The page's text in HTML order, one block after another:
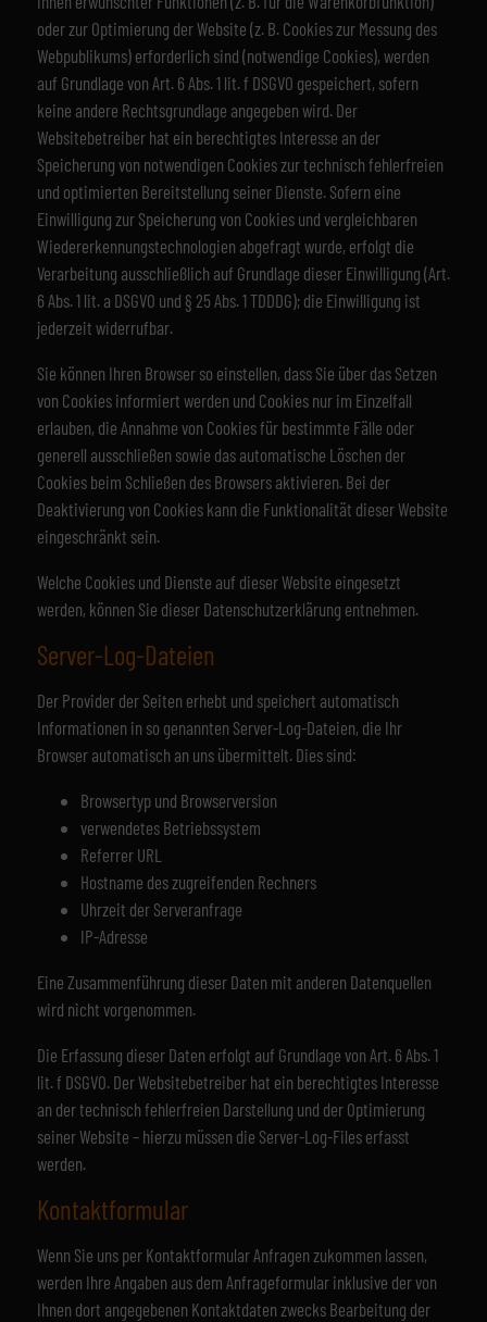
oder zur Optimierung der Website (z. B. Cookies zur Messung des
Webpublikums) erforderlich sind (notwendige Cookies), werden
auf Grundlage von Art. 6 Abs. 1 lit. f DSGVO gespeichert, sofern
keine andere Rechtsgrundlage angegeben wird. Der
Websitebetreiber hat ein berechtigtes Interesse an der
Speicherung von notwendigen Cookies zur technisch fehlerfreien
und optimierten Bereitstellung seiner Dienste. Sofern eine
Einwilligung zur Speicherung von Cookies und vergleichbaren
Wiedererkennungstechnologien abgefragt wurde, erfolgt die
Verarbeitung ausschließlich auf Grundlage dieser Einwilligung (Art.
6 Abs. 1 lit. a DSGVO und § 25 Abs. 1 TDDDG); die Einwilligung ist
jederzeit widerrufbar.
Sie können Ihren Browser so einstellen, dass Sie über das Setzen
von Cookies informiert werden und Cookies nur im Einzelfall
erlauben, die Annahme von Cookies für bestimmte Fälle oder
generell ausschließen sowie das automatische Löschen der
Cookies beim Schließen des Browsers aktivieren. Bei der
Deaktivierung von Cookies kann die Funktionalität dieser Website
eingeschränkt sein.
Welche Cookies und Dienste auf dieser Website eingesetzt
werden, können Sie dieser Datenschutzerklärung entnehmen.
Server-Log-Dateien
Der Provider der Seiten erhebt und speichert automatisch
Informationen in so genannten Server-Log-Dateien, die Ihr
Browser automatisch an uns übermittelt. Dies sind:
Browsertyp und Browserversion
verwendetes Betriebssystem
Referrer URL
Hostname des zugreifenden Rechners
Uhrzeit der Serveranfrage
IP-Adresse
Eine Zusammenführung dieser Daten mit anderen Datenquellen
wird nicht vorgenommen.
Die Erfassung dieser Daten erfolgt auf Grundlage von Art. 6 Abs. 1
lit. f DSGVO. Der Websitebetreiber hat ein berechtigtes Interesse
an der technisch fehlerfreien Darstellung und der Optimierung
seiner Website – hierzu müssen die Server-Log-Files erfasst
werden.
Kontaktformular
Wenn Sie uns per Kontaktformular Anfragen zukommen lassen,
werden Ihre Angaben aus dem Anfrageformular inklusive der von
Ihnen dort angegebenen Kontaktdaten zwecks Bearbeitung der